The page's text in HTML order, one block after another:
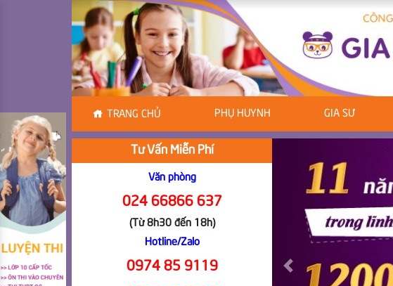
TRANG CHỦ PHỤ HUYNH GIA SƯ
Tư Vấn Miễn Phí
Văn phòng
024 66866 637
(Từ 8h30 đến 18h)
Hotline/Zalo
0974 85 9119 Previous